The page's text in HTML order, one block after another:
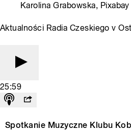
Karolina Grabowska, Pixabay
Aktualności Radia Czeskiego v
25:59
Spotkanie Muzyczne Klubu